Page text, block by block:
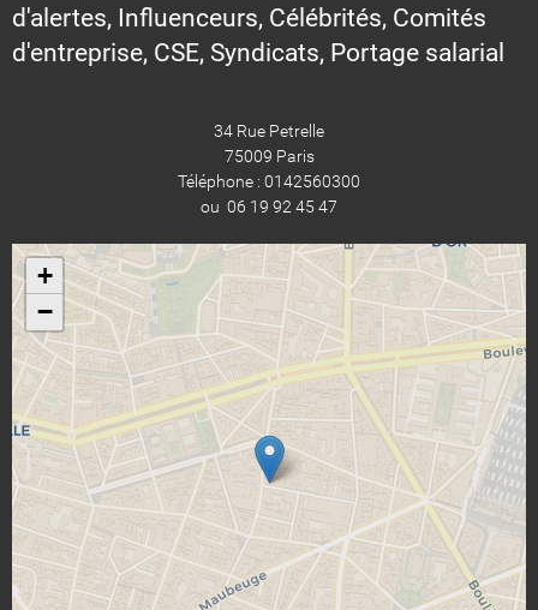
d'alertes, Influenceurs, Célébrités, Comités
d'entreprise, CSE, Syndicats, Portage salarial
34 Rue Petrelle
75009 Paris
Téléphone : 0142560300
ou 06 19 92 45 47
+
−